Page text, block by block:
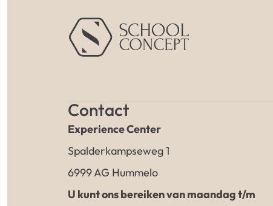
Contact
Experience Center
Spalderkampseweg 1
6999 AG Hummelo
U kunt ons bereiken van maandag t/m